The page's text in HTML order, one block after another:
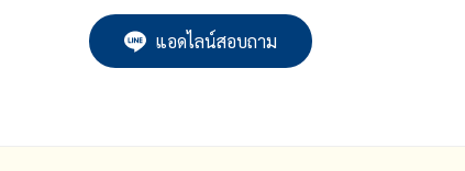
แอดไลน์สอบถาม